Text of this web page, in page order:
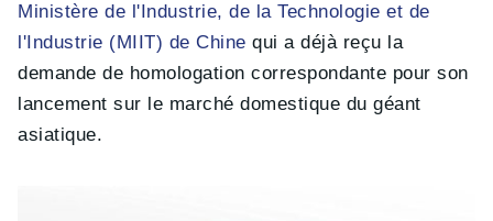
Ministère de l'Industrie, de la Technologie et de
l'Industrie (MIIT) de Chine qui a déjà reçu la
demande de homologation correspondante pour son
lancement sur le marché domestique du géant
asiatique.